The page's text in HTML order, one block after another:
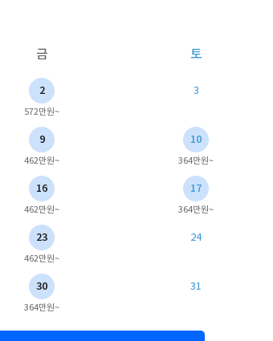
금 토
2
572만원~
3
9
462만원~
10
364만원~
16
462만원~
17
364만원~
23
462만원~
24
30
364만원~
31